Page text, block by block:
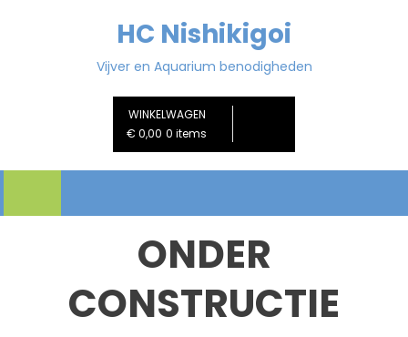
HC Nishikigoi
Vijver en Aquarium benodigheden
WINKELWAGEN
€ 0,00 0 items
ONDER
CONSTRUCTIE